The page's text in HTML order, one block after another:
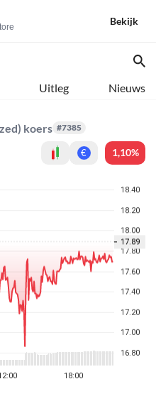
Bekijk
Uitleg Nieuws
koers #7385
€ 1,10%